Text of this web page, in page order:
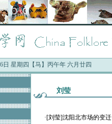
日 星期四【马】丙午年 六月廿四
刘莹
·[刘莹]沈阳北市场的变迁